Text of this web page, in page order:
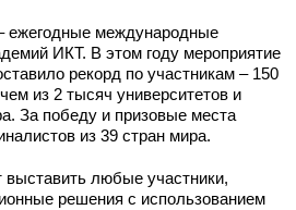
ежегодные международные
ИКТ. В этом году мероприятие
рекорд по участникам – 150
из 2 тысяч университетов и
За победу и призовые места
из 39 стран мира.
выставить любые участники,
решения с использованием